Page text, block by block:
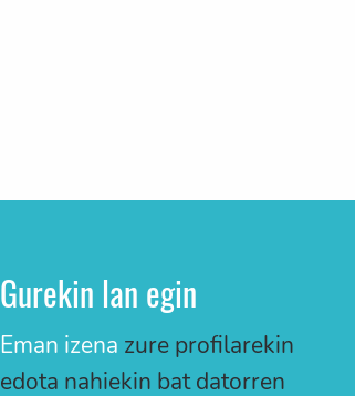
Gurekin lan egin
Eman izena zure profilarekin
edota nahiekin bat datorren